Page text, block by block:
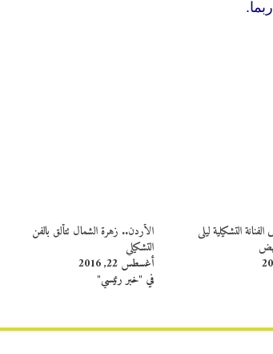
التشكيلية ليلى
الأردن.. زهرة الشمال تتألق بالفن
التشكيلي
أغسطس 22, 2016
في "خبر رئيسي"